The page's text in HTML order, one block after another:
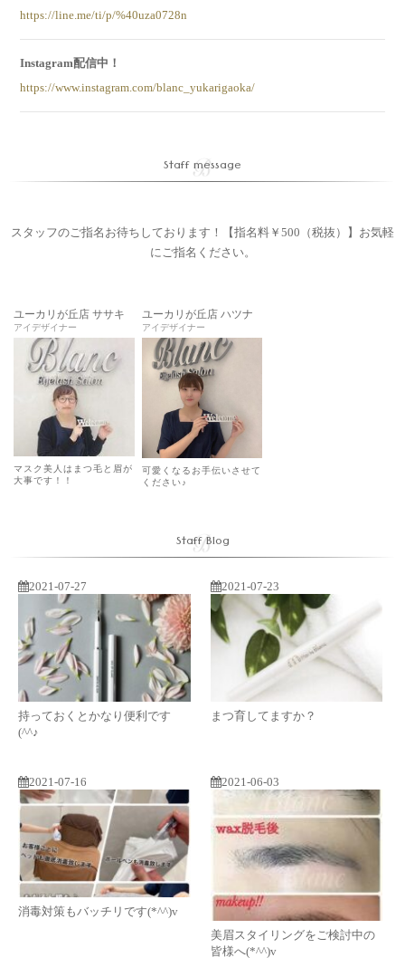
https://line.me/ti/p/%40uza0728n
Instagram配信中！
https://www.instagram.com/blanc_yukarigaoka/
Staff message
スタッフのご指名お待ちしております！【指名料￥500（税抜）】お気軽
にご指名ください。
ユーカリが丘店 ササキ
アイデザイナー
マスク美人はまつ毛と眉が
大事です！！
ユーカリが丘店 ハツナ
アイデザイナー
可愛くなるお手伝いさせて
ください♪
Staff Blog
2021-07-27
持っておくとかなり便利です
(^^♪
2021-07-23
まつ育してますか？
2021-07-16
消毒対策もバッチリです(*^^)v
2021-06-03
美眉スタイリングをご検討中の
皆様へ(*^^)v